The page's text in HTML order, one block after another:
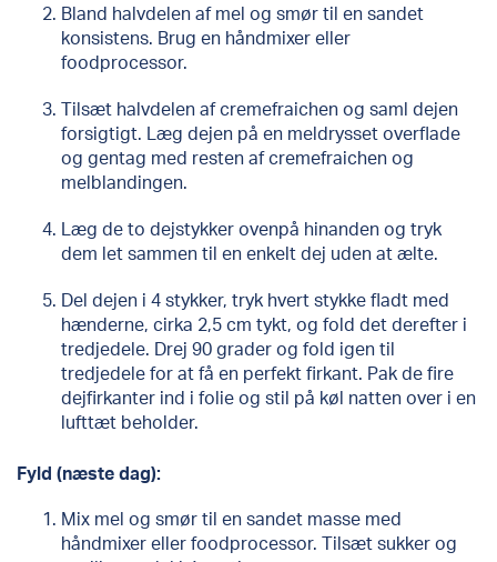
Bland halvdelen af mel og smør til en sandet
konsistens. Brug en håndmixer eller
foodprocessor.
Tilsæt halvdelen af cremefraichen og saml dejen
forsigtigt. Læg dejen på en meldrysset overflade
og gentag med resten af cremefraichen og
melblandingen.
Læg de to dejstykker ovenpå hinanden og tryk
dem let sammen til en enkelt dej uden at ælte.
Del dejen i 4 stykker, tryk hvert stykke fladt med
hænderne, cirka 2,5 cm tykt, og fold det derefter i
tredjedele. Drej 90 grader og fold igen til
tredjedele for at få en perfekt firkant. Pak de fire
dejfirkanter ind i folie og stil på køl natten over i en
lufttæt beholder.
Fyld (næste dag):
Mix mel og smør til en sandet masse med
håndmixer eller foodprocessor. Tilsæt sukker og